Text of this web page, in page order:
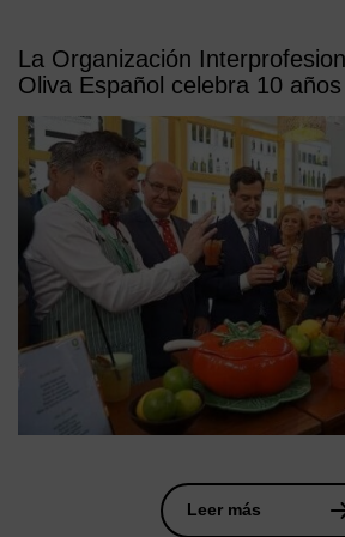
La Organización
Oliva Español celebra 10
sector en Expoliva 2019
Leer más